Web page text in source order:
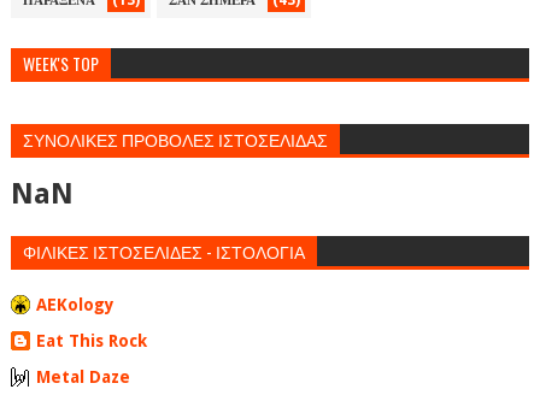
WEEK'S TOP
ΣΥΝΟΛΙΚΕΣ ΠΡΟΒΟΛΕΣ ΙΣΤΟΣΕΛΙΔΑΣ
NaN
ΦΙΛΙΚΕΣ ΙΣΤΟΣΕΛΙΔΕΣ - ΙΣΤΟΛΟΓΙΑ
AEKology
Eat This Rock
Metal Daze